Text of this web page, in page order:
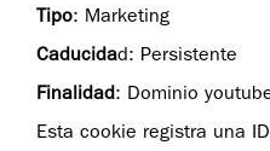
Tipo: Marketing
Caducidad: Persistente
Finalidad: Dominio
Esta cookie registra una